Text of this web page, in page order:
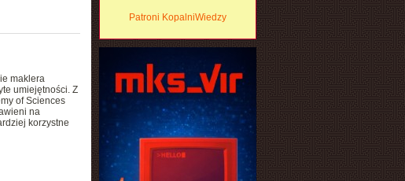
maklera
umiejętności. Z
of Sciences
na
korzystne
Patroni KopalniWiedzy